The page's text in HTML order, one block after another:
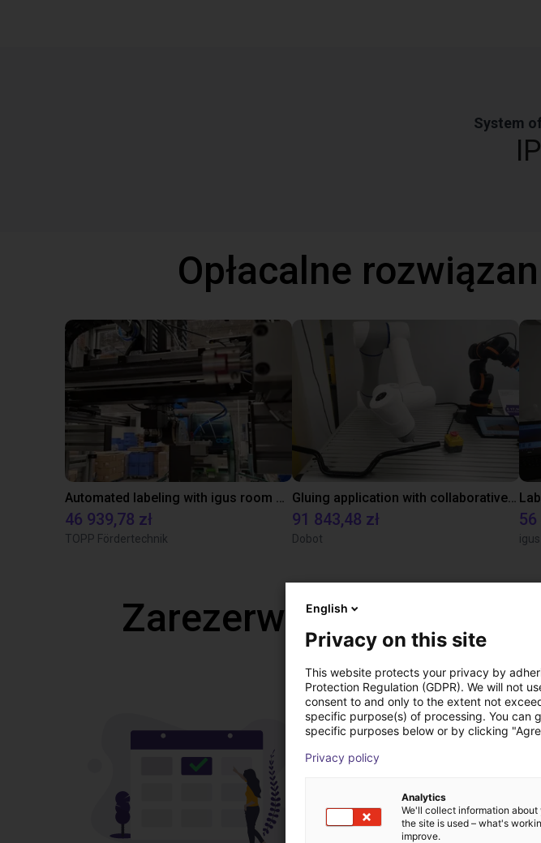
System
Opłacalne
Automated labeling with igus room gantry and a cab label printer
46 939,78 zł
TOPP Fördertechnik
Gluing application with collaborative robot
91 843,48 zł
Dobot
56
Zarezerwuj bezpłatną
English
Privacy on this site
This website protects your privacy by
Protection Regulation (GDPR). We will not
consent to and only to the extent not
specific purpose(s) of processing. You can
specific purposes below or by clicking
Privacy policy
Analytics
We'll collect information
the site is used – what's
improve.